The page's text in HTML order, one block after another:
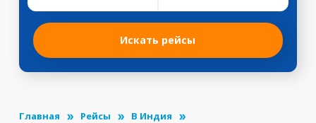
Искать рейсы
Главная Рейсы
В Индия